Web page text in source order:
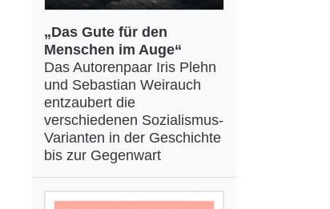
„Das Gute für den
Menschen im Auge“
Das Autorenpaar Iris Plehn
und Sebastian Weirauch
entzaubert die
verschiedenen Sozialismus-
Varianten in der Geschichte
bis zur Gegenwart